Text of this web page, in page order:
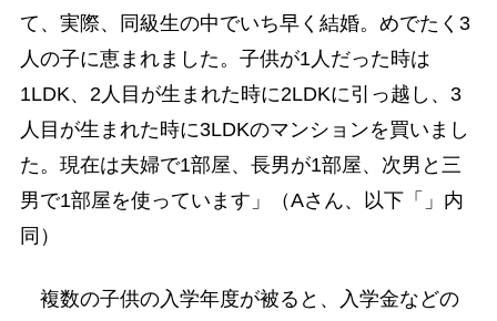
て、実際、同級生の中でいち早く結婚。めでたく3
人の子に恵まれました。子供が1人だった時は
1LDK、2人目が生まれた時に2LDKに引っ越し、3
人目が生まれた時に3LDKのマンションを買いまし
た。現在は夫婦で1部屋、長男が1部屋、次男と三
男で1部屋を使っています」（Aさん、以下「」内
同）
複数の子供の入学年度が被ると、入学金などの